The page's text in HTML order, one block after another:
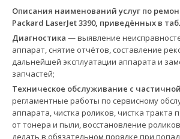
Описания наименований услуг по
Packard LaserJet 3390, приведённых в
Диагностика — выявление
аппарат, снятие отчётов, составление
дальнейшей эксплуатации аппарата и
запчастей;
Техническое обслуживание с
регламентные работы по сервисному
аппарата, чистка роликов, чистка тракта
от тонера и пыли, восстановление
делать в обязательном порядке при